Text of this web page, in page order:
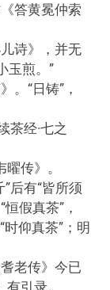
答黄冕仲索
诗》，并无
玉煎。”
。“日铸”，
茶经·七之
传》。
后有“皆所须
假真茶”，
仰真茶”；明
老传》今已
引录。